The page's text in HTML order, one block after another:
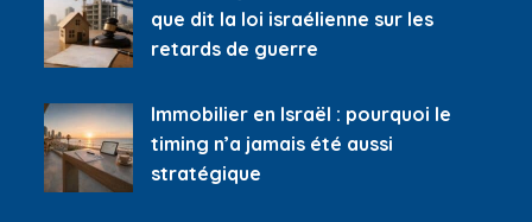
que dit la loi israélienne sur les
retards de guerre
Immobilier en Israël : pourquoi le
timing n’a jamais été aussi
stratégique